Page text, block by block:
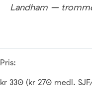
Landham –
Pris:
kr 330 (kr 270 medl.